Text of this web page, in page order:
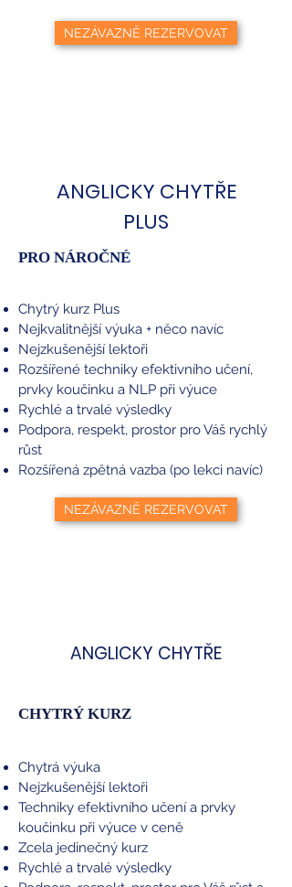
NEZÁVAZNĚ REZERVOVAT
ANGLICKY CHYTŘE
PLUS
PRO NÁROČNÉ
Chytrý kurz Plus
Nejkvalitnější výuka + něco navíc
Nejzkušenější lektoři
Rozšířené techniky efektivního učení,
prvky koučinku a NLP při výuce
Rychlé a trvalé výsledky
Podpora, respekt, prostor pro Váš rychlý
růst
Rozšířená zpětná vazba (po lekci navíc)
NEZÁVAZNĚ REZERVOVAT
ANGLICKY CHYTŘE
CHYTRÝ KURZ
Chytrá výuka
Nejzkušenější lektoři
Techniky efektivního učení a prvky
koučinku při výuce v ceně
Zcela jedinečný kurz
Rychlé a trvalé výsledky